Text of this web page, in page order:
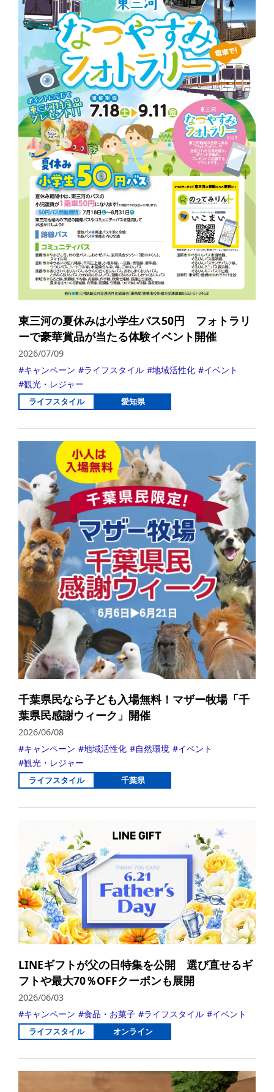
東三河の夏休みは小学生バス50円 フォトラリ
ーで豪華賞品が当たる体験イベント開催
2026/07/09
キャンペーン
ライフスタイル 地域活性化
イベント
観光・レジャー
ライフスタイル 愛知県
千葉県民なら子ども入場無料！マザー牧場「千
葉県民感謝ウィーク」開催
2026/06/08
キャンペーン
地域活性化 自然環境
イベント
観光・レジャー
ライフスタイル 千葉県
LINEギフトが父の日特集を公開 選び直せるギ
フトや最大70％OFFクーポンも展開
2026/06/03
キャンペーン
食品・お菓子 ライフスタイル イベント
ライフスタイル オンライン